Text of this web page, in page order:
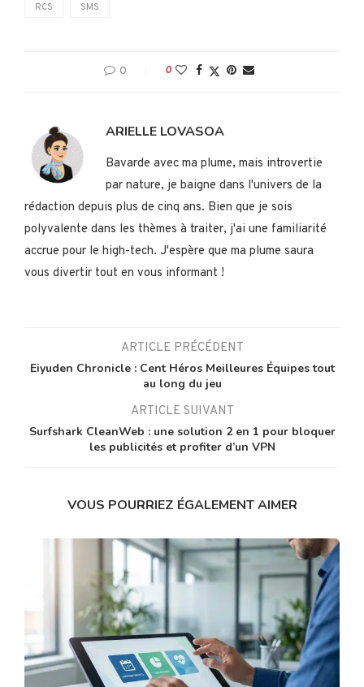
RCS SMS
0 0
ARIELLE LOVASOA
Bavarde avec ma plume, mais introvertie
par nature, je baigne dans l'univers de la
rédaction depuis plus de cinq ans. Bien que je sois
polyvalente dans les thèmes à traiter, j'ai une familiarité
accrue pour le high-tech. J'espère que ma plume saura
vous divertir tout en vous informant !
ARTICLE PRÉCÉDENT
Eiyuden Chronicle : Cent Héros Meilleures Équipes tout
au long du jeu
ARTICLE SUIVANT
Surfshark CleanWeb : une solution 2 en 1 pour bloquer
les publicités et profiter d’un VPN
VOUS POURRIEZ ÉGALEMENT AIMER